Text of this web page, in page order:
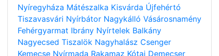
Nyíregyháza Mátészalka Kisvárda Újfehértó
Tiszavasvári Nyírbátor Nagykálló Vásárosnamény
Fehérgyarmat Ibrány Nyírtelek Balkány
Nagyecsed Tiszalök Nagyhalász Csenger
Kemecse Nyírmada Rakamaz Kótaj Demecser